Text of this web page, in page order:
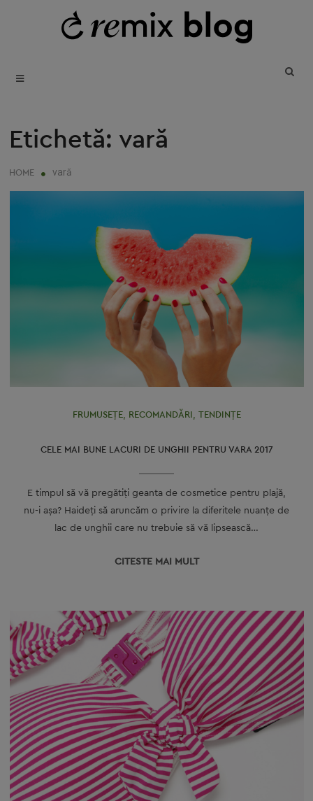
Etichetă: vară
HOME vară
FRUMUSEȚE, RECOMANDĂRI , TENDINȚE
CELE MAI BUNE LACURI DE UNGHII PENTRU VARA 2017
E timpul să vă pregătiţi geanta de cosmetice pentru plajă,
nu-i aşa? Haideţi să aruncăm o privire la diferitele nuanţe de
lac de unghii care nu trebuie să vă lipsească…
CITESTE MAI MULT